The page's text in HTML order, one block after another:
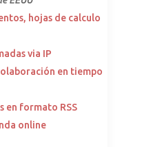
hojas de calculo
via IP
en tiempo
en formato RSS
online